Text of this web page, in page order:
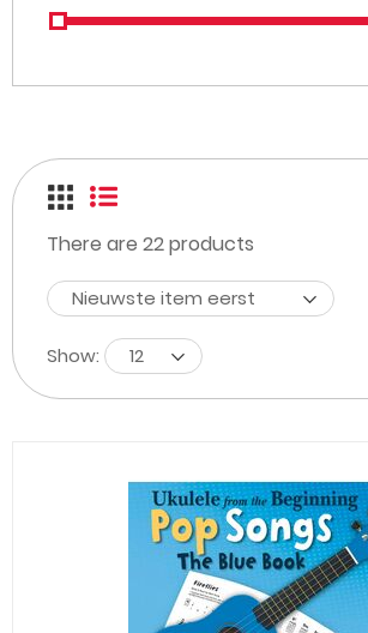
There are 22products
Nieuwste item eerst
Show: 12